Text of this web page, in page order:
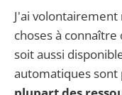
J'ai volontairement
choses à
soit aussi
automatiques sont